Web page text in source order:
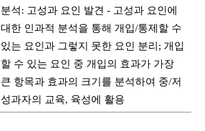
분석: 고성과 요인 발견 - 고성과 요인에
대한 인과적 분석을 통해 개입/통제할 수
있는 요인과 그렇지 못한 요인 분리; 개입
할 수 있는 요인 중 개입의 효과가 가장
큰 항목과 효과의 크기를 분석하여 중/저
성과자의 교육, 육성에 활용